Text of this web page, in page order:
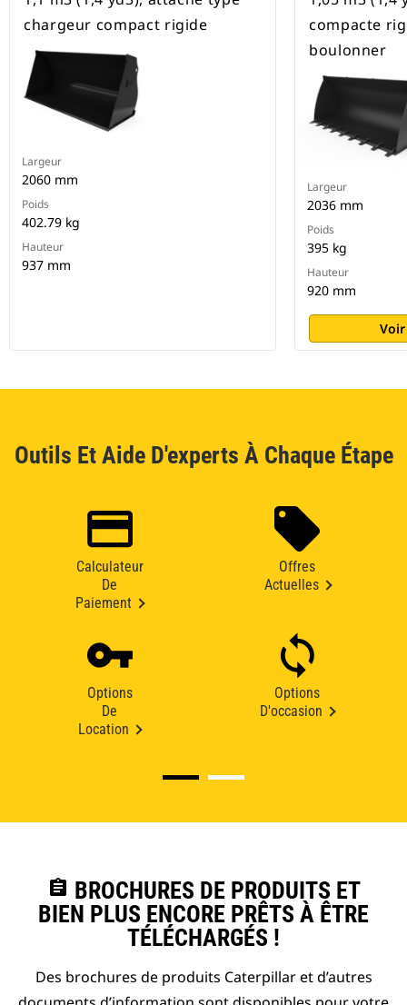
chargeur compact rigide
Largeur
2060 mm
Poids
402.79 kg
Hauteur
937 mm
compacte
boulonner
Largeur
2036 mm
Poids
395 kg
Hauteur
920 mm
Outils Et Aide D'experts À Chaque Étape
Calculateur
De
Paiement
Offres
Actuelles
Options
De
Location
Options
D'occasion
assignment BROCHURES DE PRODUITS ET
BIEN PLUS ENCORE PRÊTS À ÊTRE
TÉLÉCHARGÉS !
Des brochures de produits Caterpillar et d’autres